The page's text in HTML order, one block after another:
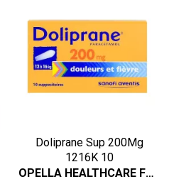
Doliprane Sup 200Mg
1216K 10
OPELLA HEALTHCARE FRANCE SAS